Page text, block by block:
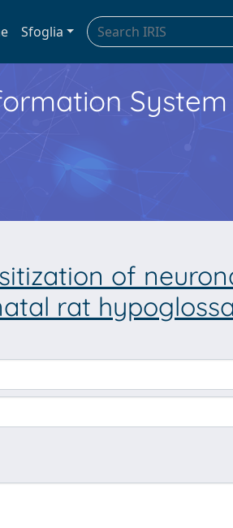
Sfoglia
System
of
rat